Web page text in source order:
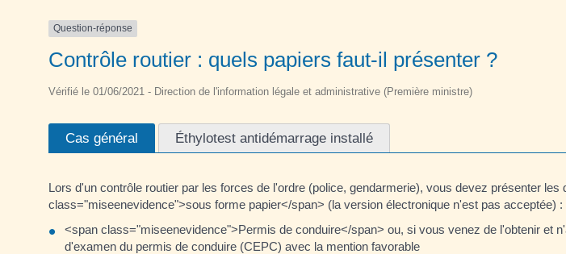
Question-réponse
Contrôle routier : quels papiers faut-il présenter ?
Vérifié le 01/06/2021 - Direction de l'information légale et administrative (Première ministre)
Cas général Éthylotest antidémarrage installé
Lors d'un contrôle routier par les forces de l'ordre (police, gendarmerie), vous devez présenter
class="miseenevidence">sous forme papier</span> (la version électronique n'est pas acceptée) :
<span class="miseenevidence">Permis de conduire</span> ou, si vous venez de l'obtenir et
d'examen du permis de conduire (CEPC) avec la mention favorable